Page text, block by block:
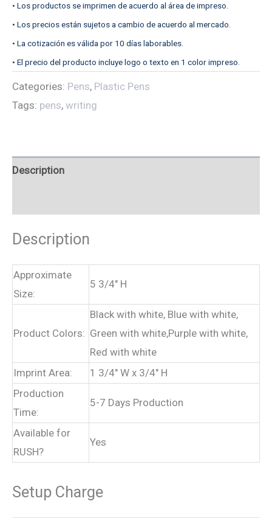
• Los productos se imprimen de acuerdo al área de impreso.
• Los precios están sujetos a cambio de acuerdo al mercado.
• La cotización es válida por 10 días laborables.
• El precio del producto incluye logo o texto en 1 color impreso.
Categories: Pens, Plastic Pens
Tags: pens, writing
Description
Description
Approximate
Size:
5 3/4″ H
Product Colors:
Black with white, Blue with white,
Green with white,Purple with white,
Red with white
Imprint Area:
1 3/4″ W x 3/4″ H
Production
Time:
5-7 Days Production
Available for
RUSH?
Yes
Setup Charge